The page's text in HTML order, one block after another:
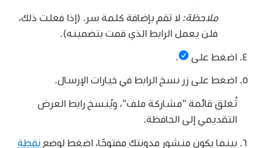
ملاحظة:لا تقم بإضافة كلمة سر. (إذا فعلت ذلك،
فلن يعمل الرابط الذي قمت بتضمينه).
اضغط على
اضغط على زر نسخ الرابط في خيارات الإرسال.
تُغلق قائمة "مشاركة ملف"، ويُنسخ رابط العرض
التقديمي إلى الحافظة.
بينما يكون منشور مدونتك مفتوحًا، اضغط لوضعنقطة